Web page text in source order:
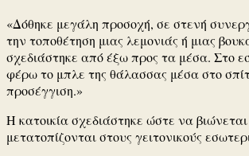
«Δόθηκε μεγάλη προσοχή, σε στενή
την τοποθέτηση μιας λεμονιάς ή μιας
σχεδιάστηκε από έξω προς τα μέσα. Στο
φέρω το μπλε της θάλασσας μέσα στο
προσέγγιση.»
Η κατοικία σχεδιάστηκε ώστε να
μετατοπίζονται στους γειτονικούς